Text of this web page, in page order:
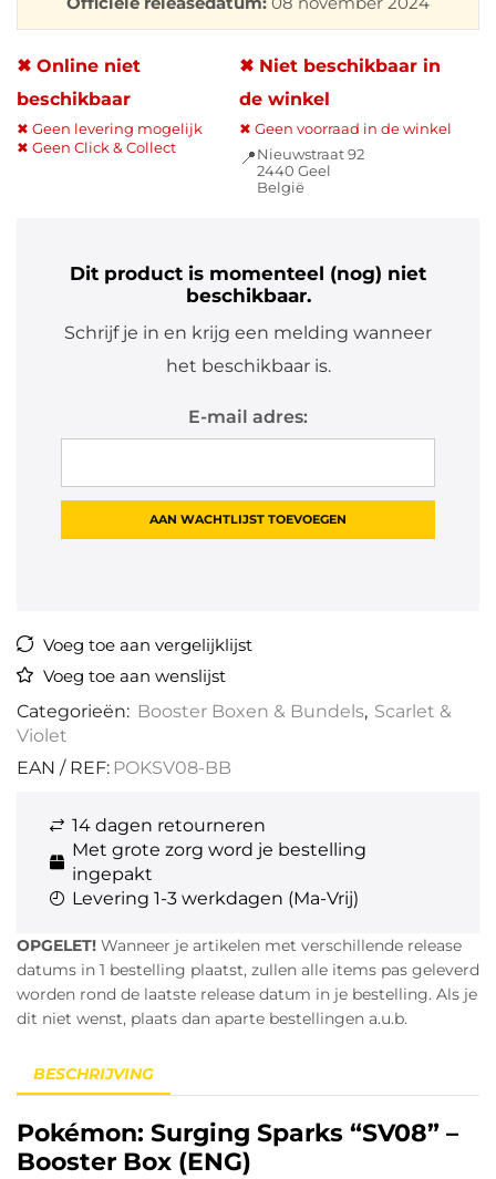
✖ Online niet
beschikbaar
✖ Geen levering mogelijk
✖ Geen Click & Collect
✖ Niet beschikbaar in
de winkel
✖ Geen voorraad in de winkel
📍Nieuwstraat 92
2440 Geel
België
Dit product is momenteel (nog) niet
beschikbaar.
Schrijf je in en krijg een melding wanneer
het beschikbaar is.
E-mail adres:
Voeg toe aan vergelijklijst
Voeg toe aan wenslijst
Categorieën: Booster Boxen & Bundels, Scarlet &
Violet
EAN / REF: POKSV08-BB
14 dagen retourneren
Met grote zorg word je bestelling
ingepakt
Levering 1-3 werkdagen (Ma-Vrij)
OPGELET! Wanneer je artikelen met verschillende release
datums in 1 bestelling plaatst, zullen alle items pas geleverd
worden rond de laatste release datum in je bestelling. Als je
dit niet wenst, plaats dan aparte bestellingen a.u.b.
BESCHRIJVING
Pokémon: Surging Sparks “SV08” –
Booster Box (ENG)